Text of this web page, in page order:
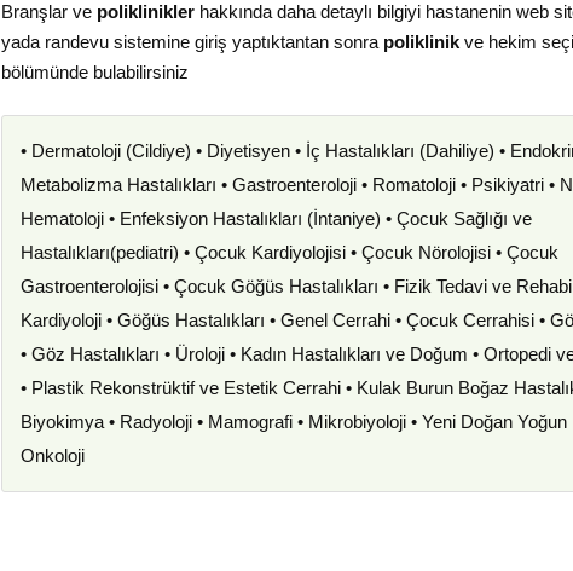
Branşlar ve polikliniklerhakkında daha detaylı bilgiyi hastanenin web
yada randevu sistemine giriş yaptıktantan sonra poliklinikve hekim
bölümünde bulabilirsiniz
• Dermatoloji (Cildiye) • Diyetisyen • İç Hastalıkları (Dahiliye) •
Metabolizma Hastalıkları • Gastroenteroloji • Romatoloji • Psikiyatri •
Hematoloji • Enfeksiyon Hastalıkları (İntaniye) • Çocuk Sağlığı ve
Hastalıkları(pediatri) • Çocuk Kardiyolojisi • Çocuk Nörolojisi • Çocuk
Gastroenterolojisi • Çocuk Göğüs Hastalıkları • Fizik Tedavi ve
Kardiyoloji • Göğüs Hastalıkları • Genel Cerrahi • Çocuk Cerrahisi •
• Göz Hastalıkları • Üroloji • Kadın Hastalıkları ve Doğum • Ortopedi
• Plastik Rekonstrüktif ve Estetik Cerrahi • Kulak Burun Boğaz
Biyokimya • Radyoloji • Mamografi • Mikrobiyoloji • Yeni Doğan Yoğun
Onkoloji